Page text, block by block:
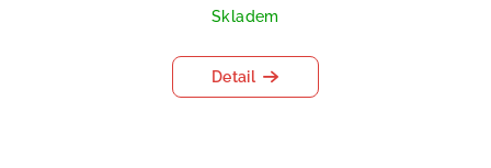
Skladem
Detail